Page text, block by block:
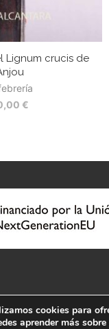
Lignum crucis de
€
cookies para
aprender más